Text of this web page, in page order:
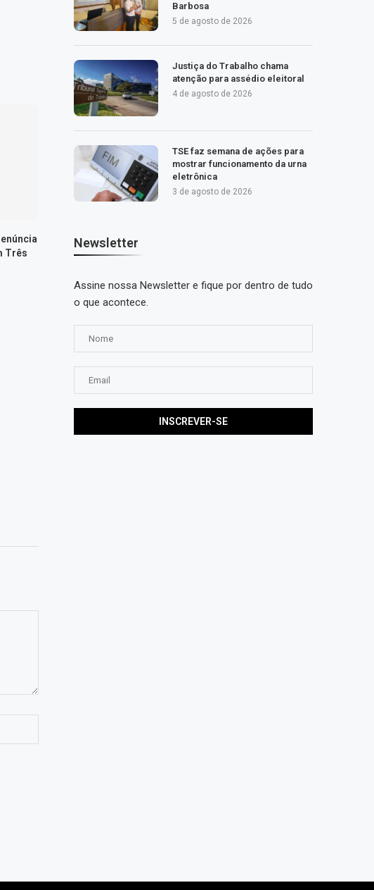
Três
Barbosa
5 de agosto de 2026
Justiça do Trabalho chama
atenção para assédio eleitoral
4 de agosto de 2026
TSE faz semana de ações para
mostrar funcionamento da urna
eletrônica
3 de agosto de 2026
Newsletter
Assine nossa Newsletter e fique por dentro de tudo
o que acontece.